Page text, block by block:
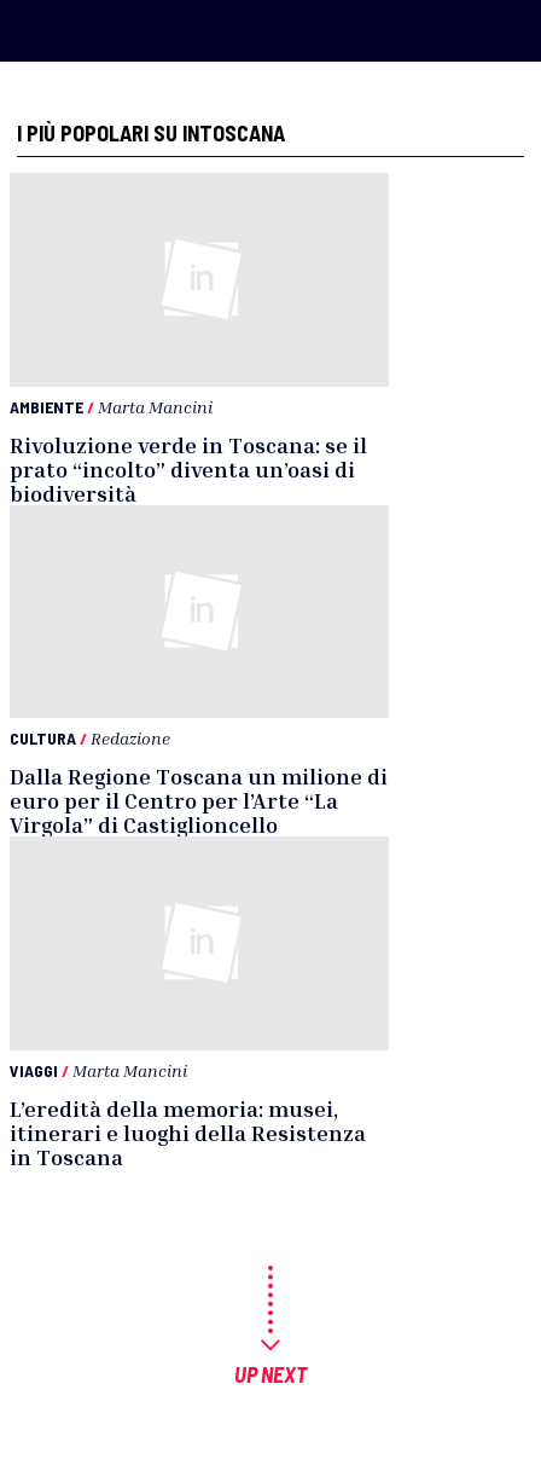
I PIÙ POPOLARI SU INTOSCANA
AMBIENTE/ Marta Mancini
Rivoluzione verde in Toscana: se il
prato “incolto” diventa un’oasi di
biodiversità
CULTURA/ Redazione
Dalla Regione Toscana un milione di
euro per il Centro per l’Arte “La
Virgola” di Castiglioncello
VIAGGI / Marta Mancini
L’eredità della memoria: musei,
itinerari e luoghi della Resistenza
in Toscana
UP NEXT